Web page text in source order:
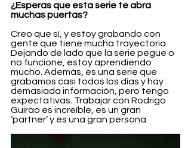
¿Esperas que esta serie te abra
muchas puertas?
Creo que sí, y estoy grabando con
gente que tiene mucha trayectoria.
Dejando de lado que la serie pegue o
no funcione, estoy aprendiendo
mucho. Además, es una serie que
grabamos casi todos los días y hay
demasiada información, pero tengo
expectativas. Trabajar con Rodrigo
Guirao es increíble, es un gran
‘partner’ y es una gran persona.